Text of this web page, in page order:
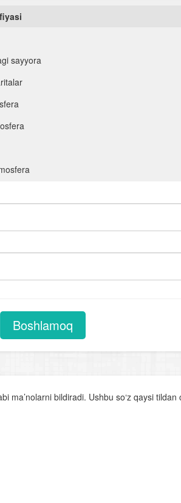
sayyora
kursiga kirish. Geografik qobiq
Afrika
globus va ular bilan ishlash
va hayvonot dunyosi
Boshlamoq
ma’nolarni bildiradi. Ushbu so‘z qaysi tildan